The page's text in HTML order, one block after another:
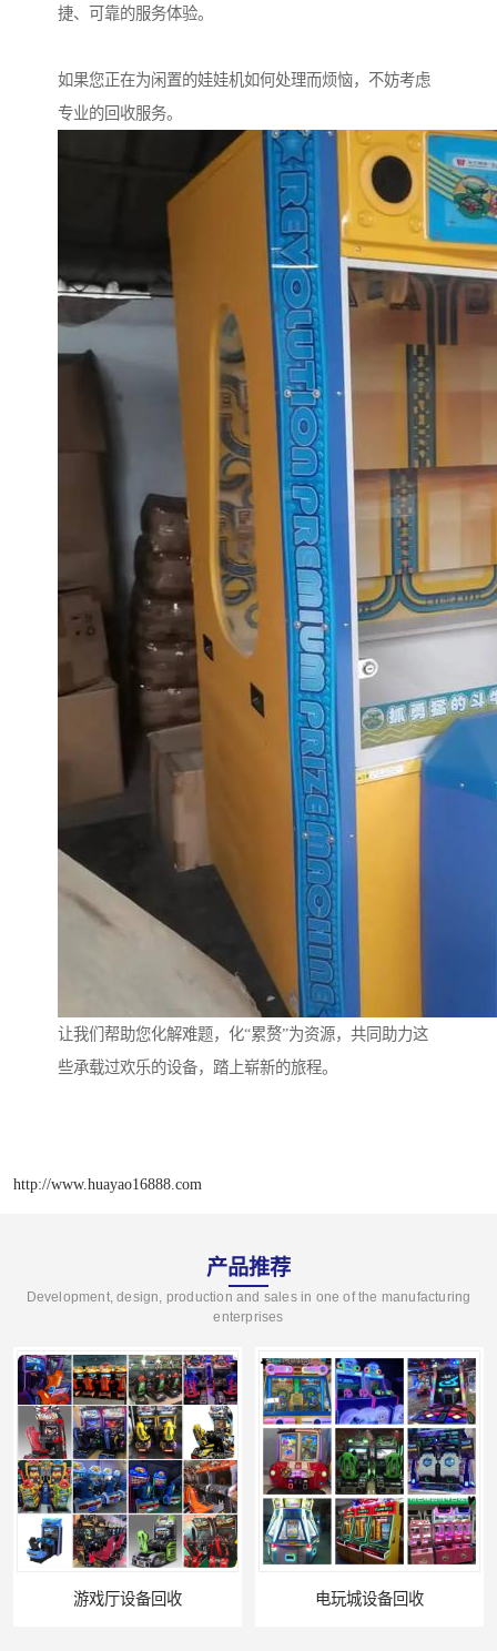
捷、可靠的服务体验。
如果您正在为闲置的娃娃机如何处理而烦恼，不妨考虑
专业的回收服务。
让我们帮助您化解难题，化“累赘”为资源，共同助力这
些承载过欢乐的设备，踏上崭新的旅程。
http://www.huayao16888.com
产品推荐
Development, design, production and sales in one of the manufacturing
enterprises
游戏厅设备回收 电玩城设备回收